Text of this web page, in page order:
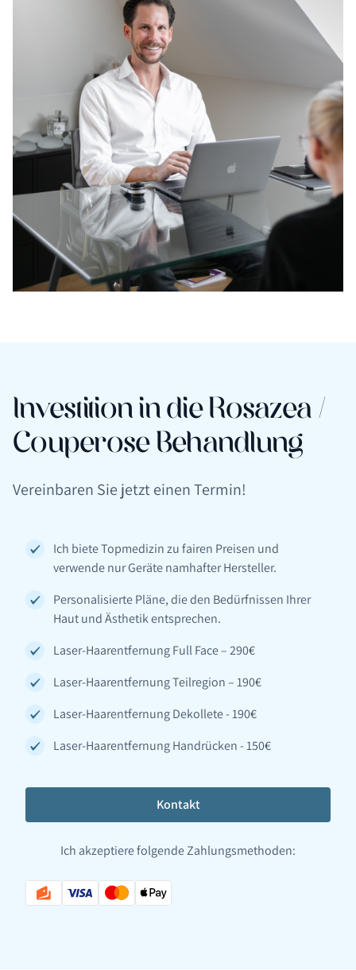
Investition in die Rosazea /
Couperose Behandlung
Vereinbaren Sie jetzt einen Termin!
Ich biete Topmedizin zu fairen Preisen und
verwende nur Geräte namhafter Hersteller.
Personalisierte Pläne, die den Bedürfnissen Ihrer
Haut und Ästhetik entsprechen.
Laser-Haarentfernung Full Face – 290€
Laser-Haarentfernung Teilregion – 190€
Laser-Haarentfernung Dekollete - 190€
Laser-Haarentfernung Handrücken - 150€
Kontakt
Ich akzeptiere folgende Zahlungsmethoden: